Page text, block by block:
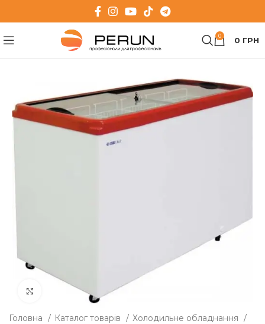
0 0 ГРН
Клацніть, щоб збільшити
Головна Каталог товарів
Холодильне обладнання